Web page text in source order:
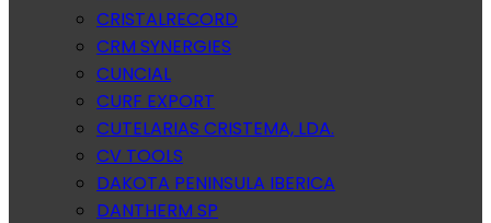
CRISTALRECORD
CRM SYNERGIES
CUNCIAL
CURF EXPORT
CUTELARIAS CRISTEMA, LDA.
CV TOOLS
DAKOTA PENINSULA IBERICA
DANTHERM SP